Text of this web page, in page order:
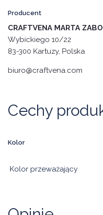
Producent
CRAFTVENA MARTA
Wybickiego 10/22
83-300 Kartuzy, Polska
biuro@craftvena.com
Cechy
Kolor
Kolor przeważający